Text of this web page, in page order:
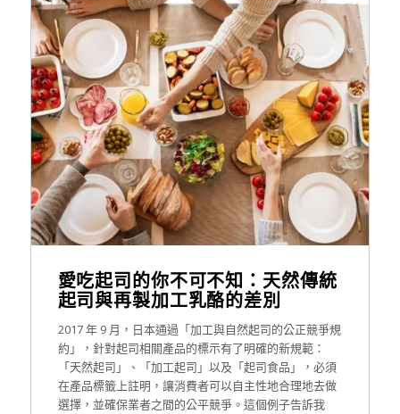
愛吃起司的你不可不知：天然傳統
起司與再製加工乳酪的差別
2017 年 9 月，日本通過「加工與自然起司的公正競爭規
約」，針對起司相關產品的標示有了明確的新規範：
「天然起司」、「加工起司」以及「起司食品」，必須
在產品標籤上註明，讓消費者可以自主性地合理地去做
選擇，並確保業者之間的公平競爭。這個例子告訴我